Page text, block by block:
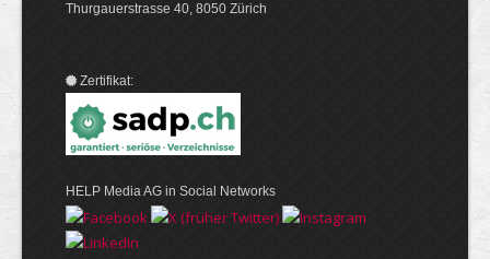
Thurgauerstrasse 40, 8050 Zürich
Zertifikat:
HELP Media AG in Social Networks